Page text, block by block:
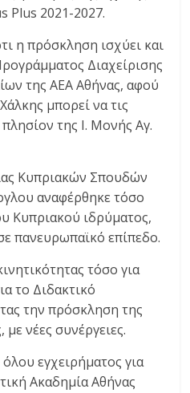
Plus 2021-2027.
η πρόσκληση ισχύει και
Διαχείρισης
της ΑΕΑ Αθήνας, αφού
μπορεί να τις
της Ι. Μονής Αγ.
Κυπριακών Σπουδών
αναφέρθηκε τόσο
Κυπριακού ιδρύματος,
πανευρωπαϊκό επίπεδο.
τόσο για
το Διδακτικό
την πρόσκληση της
νέες συνέργειες.
εγχειρήματος για
Ακαδημία Αθήνας